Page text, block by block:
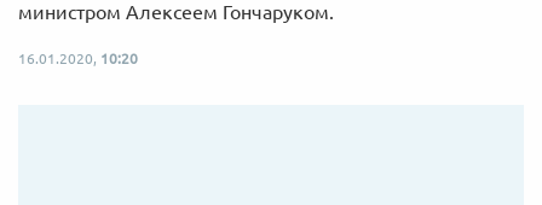
министром Алексеем Гончаруком.
16.01.2020, 10:20